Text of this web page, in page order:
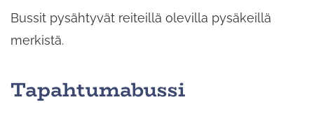
Bussit pysähtyvät reiteillä olevilla pysäkeillä
merkistä.
Tapahtumabussi